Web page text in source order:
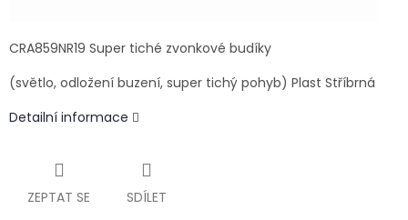
CRA859NR19 Super tiché zvonkové budíky
(světlo, odložení buzení, super tichý pohyb) Plast Stříbrná
Detailní informace
ZEPTAT SE SDÍLET